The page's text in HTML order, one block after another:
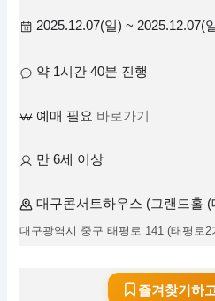
2025.12.07(일) ~ 2025.12.07(
약 1시간 40분 진행
예매 필요 바로가기
만 6세 이상
대구콘서트하우스 (그랜드홀 (
대구광역시 중구 태평로 141 (태평로2
즐겨찾기하